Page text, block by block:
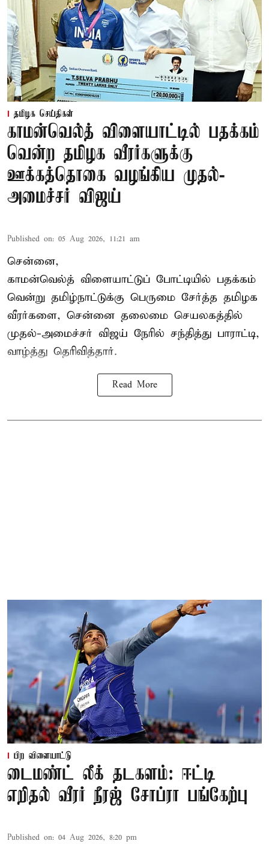
தமிழக செய்திகள்
காமன்வெல்த் விளையாட்டில் பதக்கம்
வென்ற தமிழக வீரர்களுக்கு
ஊக்கத்தொகை வழங்கிய முதல்-
அமைச்சர் விஜய்
Published on: 05 Aug 2026, 11:21 am
சென்னை,
காமன்வெல்த் விளையாட்டுப் போட்டியில் பதக்கம்
வென்று தமிழ்நாட்டுக்கு பெருமை சேர்த்த தமிழக
வீரர்களை, சென்னை தலைமை செயலகத்தில்
முதல்-அமைச்சர் விஜய் நேரில் சந்தித்து பாராட்டி,
வாழ்த்து தெரிவித்தார்.
Read More
பிற விளையாட்டு
டைமண்ட் லீக் தடகளம்: ஈட்டி
எறிதல் வீரர் நீரஜ் சோப்ரா பங்கேற்பு
Published on: 04 Aug 2026, 8:20 pm